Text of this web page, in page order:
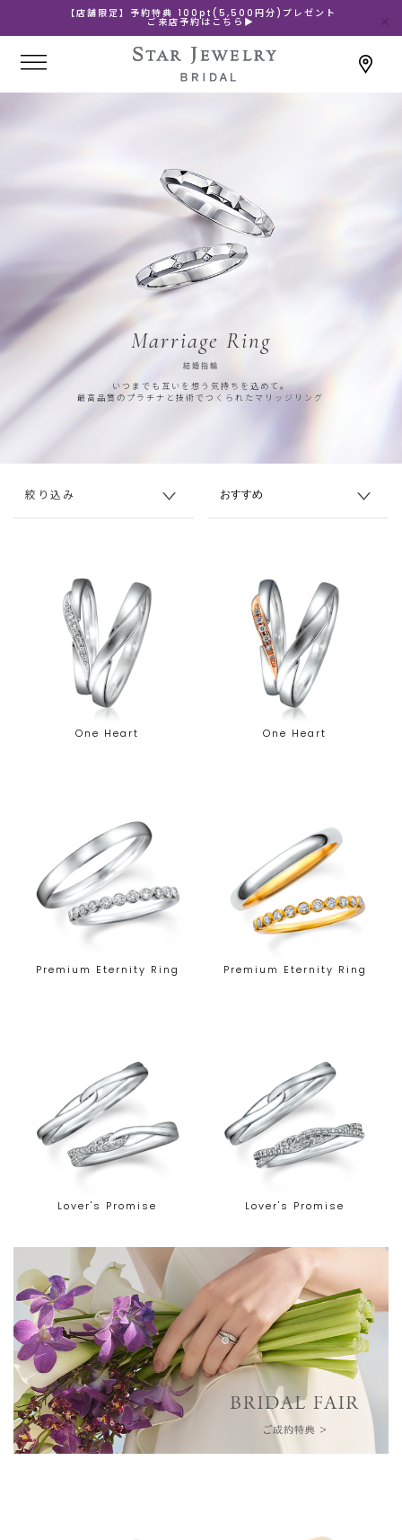
【店舗限定】予約特典 100pt(5,500円分)プレゼント
ご来店予約はこちら▶
Marriage Ring
結婚指輪
いつまでも互いを想う気持ちを込めて。
最高品質のプラチナと技術でつくられたマリッジリング
絞り込み
One Heart One Heart
Premium Eternity Ring Premium Eternity Ring
Lover's Promise Lover's Promise